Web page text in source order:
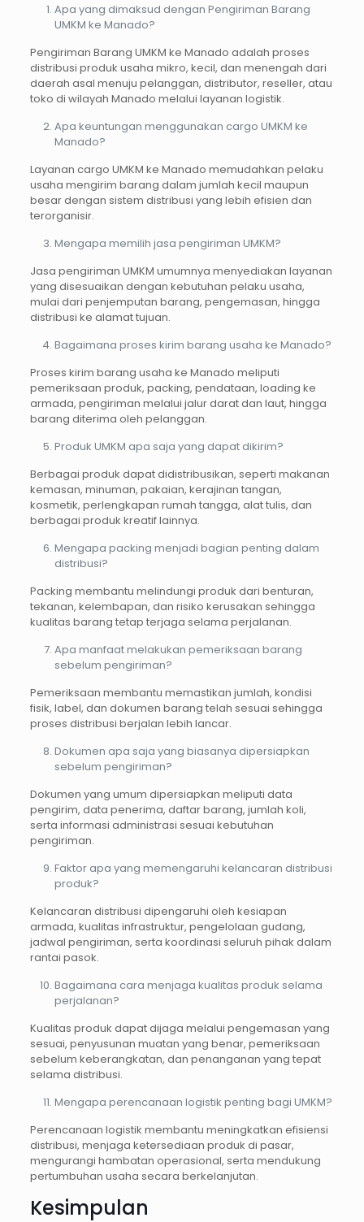
Apa yang dimaksud dengan Pengiriman Barang
UMKM ke Manado?
Pengiriman Barang UMKM ke Manado adalah proses
distribusi produk usaha mikro, kecil, dan menengah dari
daerah asal menuju pelanggan, distributor, reseller, atau
toko di wilayah Manado melalui layanan logistik.
Apa keuntungan menggunakan cargo UMKM ke
Manado?
Layanan cargo UMKM ke Manado memudahkan pelaku
usaha mengirim barang dalam jumlah kecil maupun
besar dengan sistem distribusi yang lebih efisien dan
terorganisir.
Mengapa memilih jasa pengiriman UMKM?
Jasa pengiriman UMKM umumnya menyediakan layanan
yang disesuaikan dengan kebutuhan pelaku usaha,
mulai dari penjemputan barang, pengemasan, hingga
distribusi ke alamat tujuan.
Bagaimana proses kirim barang usaha ke Manado?
Proses kirim barang usaha ke Manado meliputi
pemeriksaan produk, packing, pendataan, loading ke
armada, pengiriman melalui jalur darat dan laut, hingga
barang diterima oleh pelanggan.
Produk UMKM apa saja yang dapat dikirim?
Berbagai produk dapat didistribusikan, seperti makanan
kemasan, minuman, pakaian, kerajinan tangan,
kosmetik, perlengkapan rumah tangga, alat tulis, dan
berbagai produk kreatif lainnya.
Mengapa packing menjadi bagian penting dalam
distribusi?
Packing membantu melindungi produk dari benturan,
tekanan, kelembapan, dan risiko kerusakan sehingga
kualitas barang tetap terjaga selama perjalanan.
Apa manfaat melakukan pemeriksaan barang
sebelum pengiriman?
Pemeriksaan membantu memastikan jumlah, kondisi
fisik, label, dan dokumen barang telah sesuai sehingga
proses distribusi berjalan lebih lancar.
Dokumen apa saja yang biasanya dipersiapkan
sebelum pengiriman?
Dokumen yang umum dipersiapkan meliputi data
pengirim, data penerima, daftar barang, jumlah koli,
serta informasi administrasi sesuai kebutuhan
pengiriman.
Faktor apa yang memengaruhi kelancaran distribusi
produk?
Kelancaran distribusi dipengaruhi oleh kesiapan
armada, kualitas infrastruktur, pengelolaan gudang,
jadwal pengiriman, serta koordinasi seluruh pihak dalam
rantai pasok.
Bagaimana cara menjaga kualitas produk selama
perjalanan?
Kualitas produk dapat dijaga melalui pengemasan yang
sesuai, penyusunan muatan yang benar, pemeriksaan
sebelum keberangkatan, dan penanganan yang tepat
selama distribusi.
Mengapa perencanaan logistik penting bagi UMKM?
Perencanaan logistik membantu meningkatkan efisiensi
distribusi, menjaga ketersediaan produk di pasar,
mengurangi hambatan operasional, serta mendukung
pertumbuhan usaha secara berkelanjutan.
Kesimpulan